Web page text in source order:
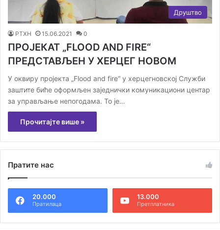
Друштво
РТХН 15.06.2021 0
ПРОЈЕКАТ „FLOOD AND FIRE“
ПРЕДСТАВЉЕН У ХЕРЦЕГ НОВОМ
У оквиру пројекта „Flood and fire“ у херцегновској Служби
заштите биће оформљен заједнички комуникациони центар
за управљање непогодама. То је…
Прочитајте више »
Пратите нас
20.000
Пратилаца
13.000
Претплатника